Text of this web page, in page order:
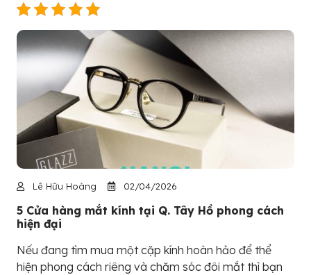
Lê Hữu Hoàng 02/04/2026
5 Cửa hàng mắt kính tại Q. Tây Hồ phong cách
hiện đại
Nếu đang tìm mua một cặp kính hoàn hảo để thể
hiện phong cách riêng và chăm sóc đôi mắt thì bạn